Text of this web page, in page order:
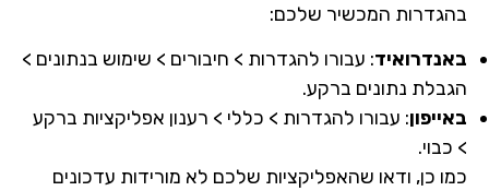
בהגדרות המכשיר שלכם:
באנדרואיד: עבורו להגדרות > חיבורים > שימוש בנתונים >
הגבלת נתונים ברקע.
באייפון: עבורו להגדרות > כללי > רענון אפליקציות ברקע
> כבוי.
כמו כן, ודאו שהאפליקציות שלכם לא מורידות עדכונים